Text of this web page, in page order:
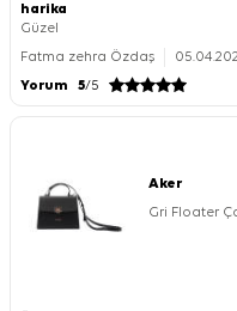
harika
Güzel
Fatma zehra Özdaş
Yorum
5/5
Aker
Gri Floater